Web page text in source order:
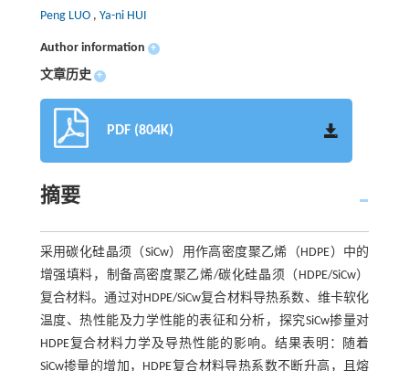
Peng LUO , Ya-ni HUI
Author information +
文章历史 +
PDF (804K)
摘要
采用碳化硅晶须（SiCw）用作高密度聚乙烯（HDPE）中的
增强填料，制备高密度聚乙烯/碳化硅晶须（HDPE/SiCw）
复合材料。通过对HDPE/SiCw复合材料导热系数、维卡软化
温度、热性能及力学性能的表征和分析，探究SiCw掺量对
HDPE复合材料力学及导热性能的影响。结果表明：随着
SiCw掺量的增加，HDPE复合材料导热系数不断升高，且熔